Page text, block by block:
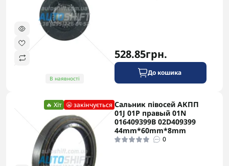
посадкових місць.
AUTOSHIFT швидко та надійно доставляє
замовлення по Україні. У Запоріжжі виконуємо
заміну сальників з повною гарантією на всі
виконані роботи.
В наявності
528.85грн.
До кошика
🔥 Хіт 😬 закінчується Сальник півосей АКПП
01J 01P правый 01N
016409399B 02D409399
44mm*60mm*8mm
0